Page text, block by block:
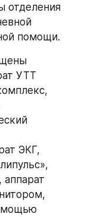
отделения
помощи.
УТТ
ЭКГ,
аппарат